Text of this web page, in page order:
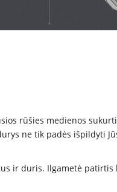
rūšies medienos
ne tik padės išpildyti
ir duris. Ilgametė